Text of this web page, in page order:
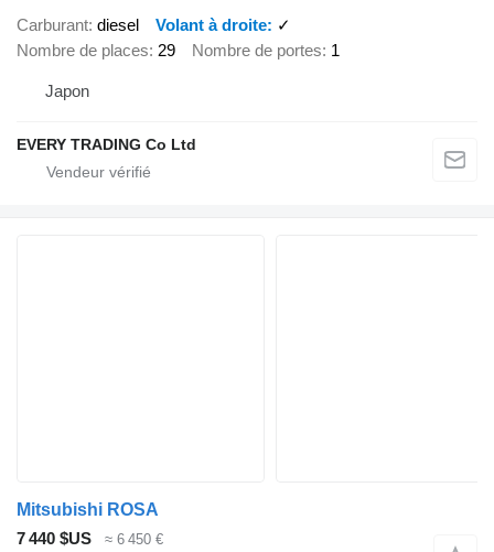
Carburant diesel Volant à droite
✓
Nombre de places 29 Nombre de portes 1
Japon
EVERY TRADING Co Ltd
Mitsubishi ROSA
7 440 $US
≈ 6 450 €